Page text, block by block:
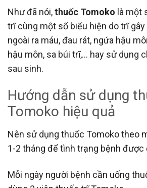
Như đã nói,thuốc Tomoko là một
trĩ cùng một số biểu hiện do trĩ gây
ngoài ra máu, đau rát, ngứa hậu
hậu môn, sa búi trĩ,… hay sử dụng
sau sinh.
Hướng dẫn sử dụng
Tomoko hiệu quả
Nên sử dụng thuốc Tomoko theo
1-2 tháng để tình trạng bệnh
Mỗi ngày người bệnh cần uống